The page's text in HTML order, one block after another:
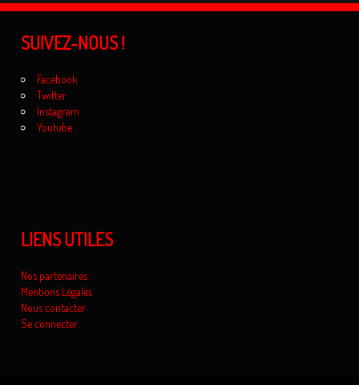
SUIVEZ-NOUS !
Facebook
Twitter
Instagram
Youtube
LIENS UTILES
Nos partenaires
Mentions Légales
Nous contacter
Se connecter